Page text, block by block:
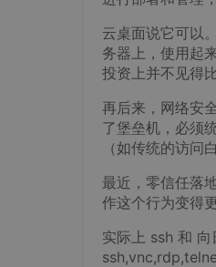
云桌面说它可以
务器上，使用起
投资上并不见得
再后来，网络安
了堡垒机，必须
（如传统的访问
最近，零信任落
作这个行为变得
实际上 ssh 和 向